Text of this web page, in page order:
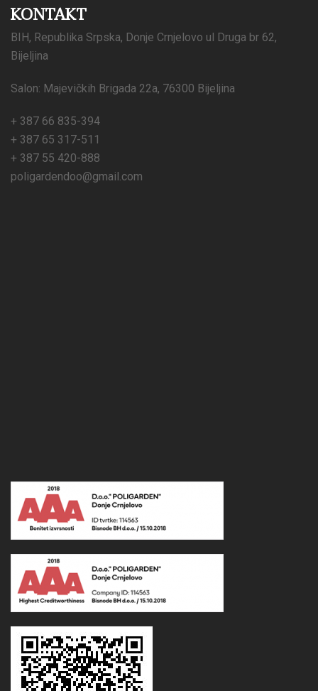
KONTAKT
BIH, Republika Srpska, Donje Crnjelovo ul Druga br 62,
Bijeljina
Salon: Majevičkih Brigada 22a, 76300 Bijeljina
+ 387 66 835-394
+ 387 65 317-511
+ 387 55 420-888
poligardendoo@gmail.com